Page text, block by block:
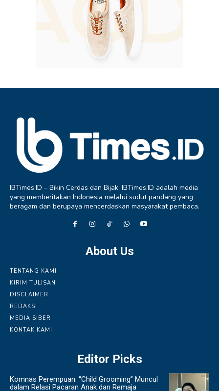
IBTimes.ID – Bikin Cerdas dan Bijak. IBTimes.ID adalah media
yang memberitakan Indonesia melalui sudut pandang yang
beragam dan berupaya mencerdaskan masyarakat pembaca.
About Us
TENTANG KAMI
KIRIM TULISAN
DISCLAIMER
REDAKSI
MEDIA SIBER
KONTAK KAMI
Editor Picks
Komnas Perempuan: “Child Grooming” Muncul
dalam Relasi Pacaran Anak dan Remaja